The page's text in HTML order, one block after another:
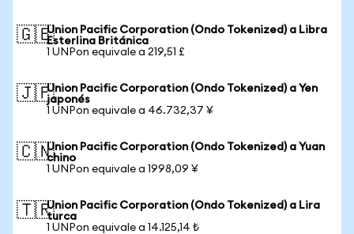
🇬🇧Union Pacific Corporation (Ondo Tokenized) a Libra
Esterlina Británica
1 UNPon equivale a 219,51 £
🇯🇵Union Pacific Corporation (Ondo Tokenized) a Yen
japonés
1 UNPon equivale a 46.732,37 ¥
🇨🇳Union Pacific Corporation (Ondo Tokenized) a Yuan
chino
1 UNPon equivale a 1998,09 ¥
🇹🇷Union Pacific Corporation (Ondo Tokenized) a Lira
turca
1 UNPon equivale a 14.125,14 ₺